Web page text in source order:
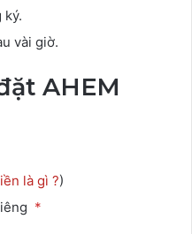
ký.
vài giờ.
AHEM
là gì ?)
*